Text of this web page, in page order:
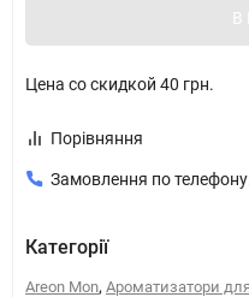
В
Цена со скидкой 40 грн.
Порівняння
Замовлення по
Категорії
Areon Mon, Ароматизатори